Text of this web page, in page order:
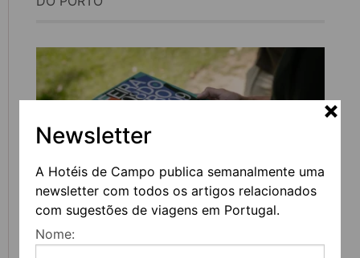
Newsletter
A Hotéis de Campo publica semanalmente uma
newsletter com todos os artigos relacionados
com sugestões de viagens em Portugal.
Nome:
FEIRA DO LIVRO DO PORTO REGRESSA COM
MAIS DE 200 ATIVIDADES DEDICADAS À
LITERATURA, MÚSICA E PENSAMENTO